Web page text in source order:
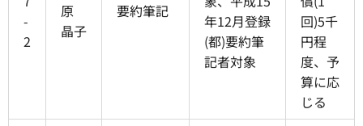
-
2
原
晶子
要約筆記
年12月登録
(都)要約筆
記者対象
回)5千
円程
度、予
算に応
じる